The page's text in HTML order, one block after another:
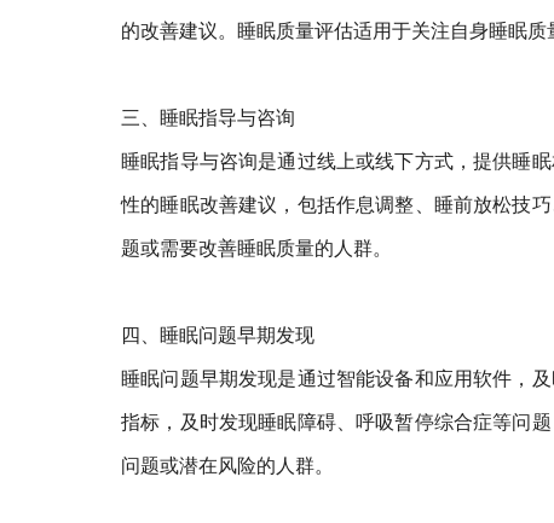
的改善建议。睡眠质量评估适用于关注自身睡眠
三、睡眠指导与咨询
睡眠指导与咨询是通过线上或线下方式，提供睡
性的睡眠改善建议，包括作息调整、睡前放松技
题或需要改善睡眠质量的人群。
四、睡眠问题早期发现
睡眠问题早期发现是通过智能设备和应用软件，
指标，及时发现睡眠障碍、呼吸暂停综合症等问
问题或潜在风险的人群。